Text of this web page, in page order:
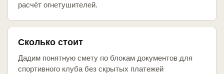
расчёт огнетушителей.
Сколько стоит
Дадим понятную смету по блокам документов для
спортивного клуба без скрытых платежей